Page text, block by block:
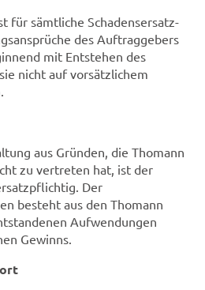
für sämtliche Schadensersatz-
des Auftraggebers
mit Entstehen des
nicht auf vorsätzlichem
aus Gründen, die Thomann
zu vertreten hat, ist der
Der
besteht aus den Thomann
Aufwendungen
Gewinns.